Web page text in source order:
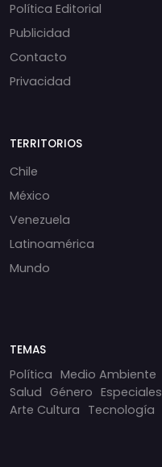
Política Editorial
Publicidad
Contacto
Privacidad
TERRITORIOS
Chile
México
Venezuela
Latinoamérica
Mundo
TEMAS
Política Medio Ambiente
Salud Género Especiales
Arte Cultura Tecnología